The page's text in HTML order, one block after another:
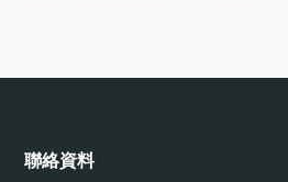
聯絡資料